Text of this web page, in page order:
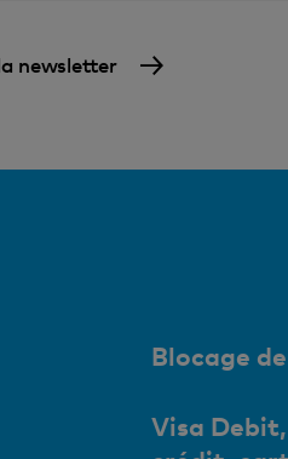
newsletter
Blocage
Visa